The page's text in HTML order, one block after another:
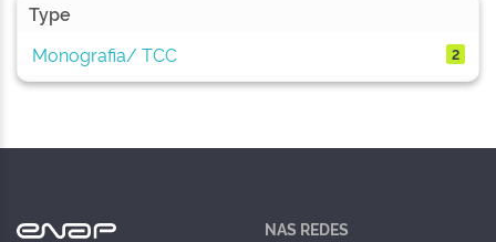
Type
Monografia/ TCC
2
NAS REDES